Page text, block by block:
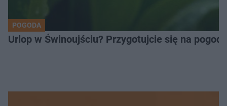
POGODA
Urlop w Świnoujściu? Przygotujcie się na